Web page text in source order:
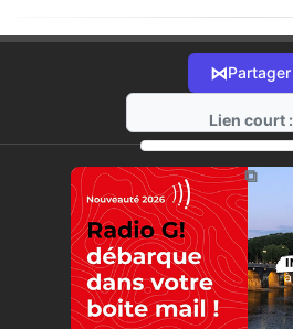
⋈Partager
Lien court :
⧉